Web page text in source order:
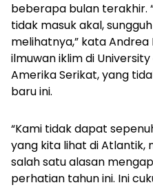
beberapa bulan terakhir.
tidak masuk akal,
melihatnya,” kata
ilmuwan iklim di
Amerika Serikat, yang
baru ini.
“Kami tidak dapat
yang kita lihat di Atlantik,
salah satu alasan
perhatian tahun ini. Ini